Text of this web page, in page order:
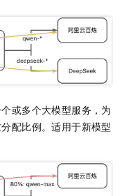
或多个大模型服务，为
配比例。适用于新模型